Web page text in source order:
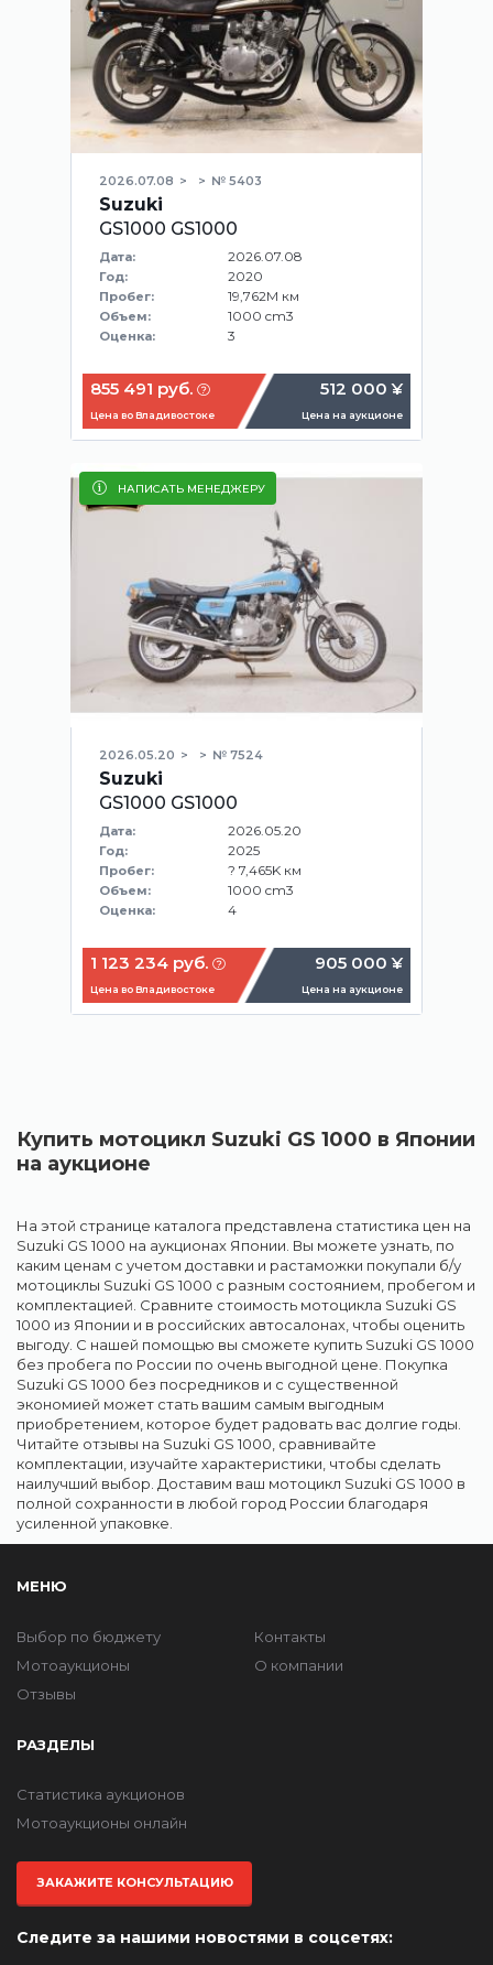
2026.07.08 № 5403
Suzuki
GS1000 GS1000
Дата: 2026.07.08
Год: 2020
Пробег: 19,762M км
Объем: 1000 cm3
Оценка: 3
855 491 руб.
Цена во Владивостоке
512 000 ¥
Цена на аукционе
НАПИСАТЬ МЕНЕДЖЕРУ
2026.05.20 № 7524
Suzuki
GS1000 GS1000
Дата: 2026.05.20
Год: 2025
Пробег: ? 7,465K км
Объем: 1000 cm3
Оценка: 4
1 123 234 руб.
Цена во Владивостоке
905 000 ¥
Цена на аукционе
Купить мотоцикл Suzuki GS 1000 в Японии
на аукционе
На этой странице каталога представлена статистика цен на
Suzuki GS 1000 на аукционах Японии. Вы можете узнать, по
каким ценам с учетом доставки и растаможки покупали б/у
мотоциклы Suzuki GS 1000 с разным состоянием, пробегом и
комплектацией. Сравните стоимость мотоцикла Suzuki GS
1000 из Японии и в российских автосалонах, чтобы оценить
выгоду. С нашей помощью вы сможете купить Suzuki GS 1000
без пробега по России по очень выгодной цене. Покупка
Suzuki GS 1000 без посредников и с существенной
экономией может стать вашим самым выгодным
приобретением, которое будет радовать вас долгие годы.
Читайте отзывы на Suzuki GS 1000, сравнивайте
комплектации, изучайте характеристики, чтобы сделать
наилучший выбор. Доставим ваш мотоцикл Suzuki GS 1000 в
полной сохранности в любой город России благодаря
усиленной упаковке.
МЕНЮ
Выбор по бюджету
Мотоаукционы
Отзывы
Контакты
О компании
РАЗДЕЛЫ
Статистика аукционов
Мотоаукционы онлайн
ЗАКАЖИТЕ КОНСУЛЬТАЦИЮ
Следите за нашими новостями в соцсетях: